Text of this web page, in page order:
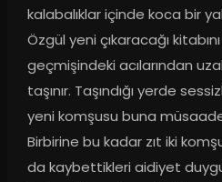
kalabalıklar içinde koca bir
Özgül yeni çıkaracağı
geçmişindeki acılarından
taşınır. Taşındığı yerde
yeni komşusu buna
Birbirine bu kadar zıt iki
da kaybettikleri aidiyet